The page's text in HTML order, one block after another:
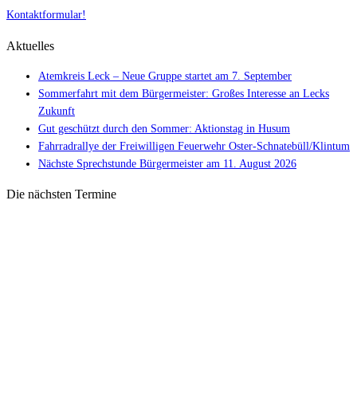
Kontaktformular!
Aktuelles
Atemkreis Leck – Neue Gruppe startet am 7. September
Sommerfahrt mit dem Bürgermeister: Großes Interesse an Lecks
Zukunft
Gut geschützt durch den Sommer: Aktionstag in Husum
Fahrradrallye der Freiwilligen Feuerwehr Oster-Schnatebüll/Klintum
Nächste Sprechstunde Bürgermeister am 11. August 2026
Die nächsten Termine